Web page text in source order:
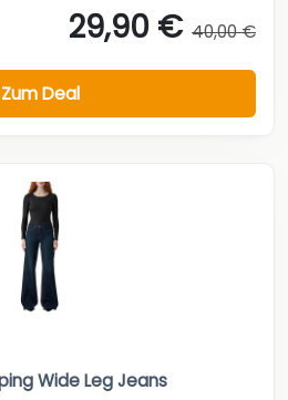
29,90 € 40,00 €
Zum Deal
Wide Leg Jeans